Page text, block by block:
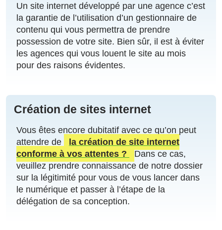
Un site internet développé par une agence c’est
la garantie de l’utilisation d’un gestionnaire de
contenu qui vous permettra de prendre
possession de votre site. Bien sûr, il est à éviter
les agences qui vous louent le site au mois
pour des raisons évidentes.
Création de sites internet
Vous êtes encore dubitatif avec ce qu’on peut
attendre de
la création de site internet
conforme à vos attentes ?
Dans ce cas,
veuillez prendre connaissance de notre dossier
sur la légitimité pour vous de vous lancer dans
le numérique et passer à l’étape de la
délégation de sa conception.